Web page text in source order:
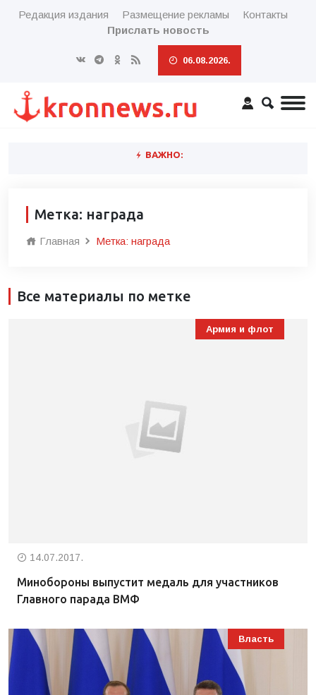
Редакция издания Размещение рекламы
Контакты
Прислать новость
06.08.2026.
ВАЖНО:
Метка: награда
Главная Метка: награда
Все материалы по метке
Армия и флот
14.07.2017.
Минобороны выпустит медаль для участников
Главного парада ВМФ
Власть